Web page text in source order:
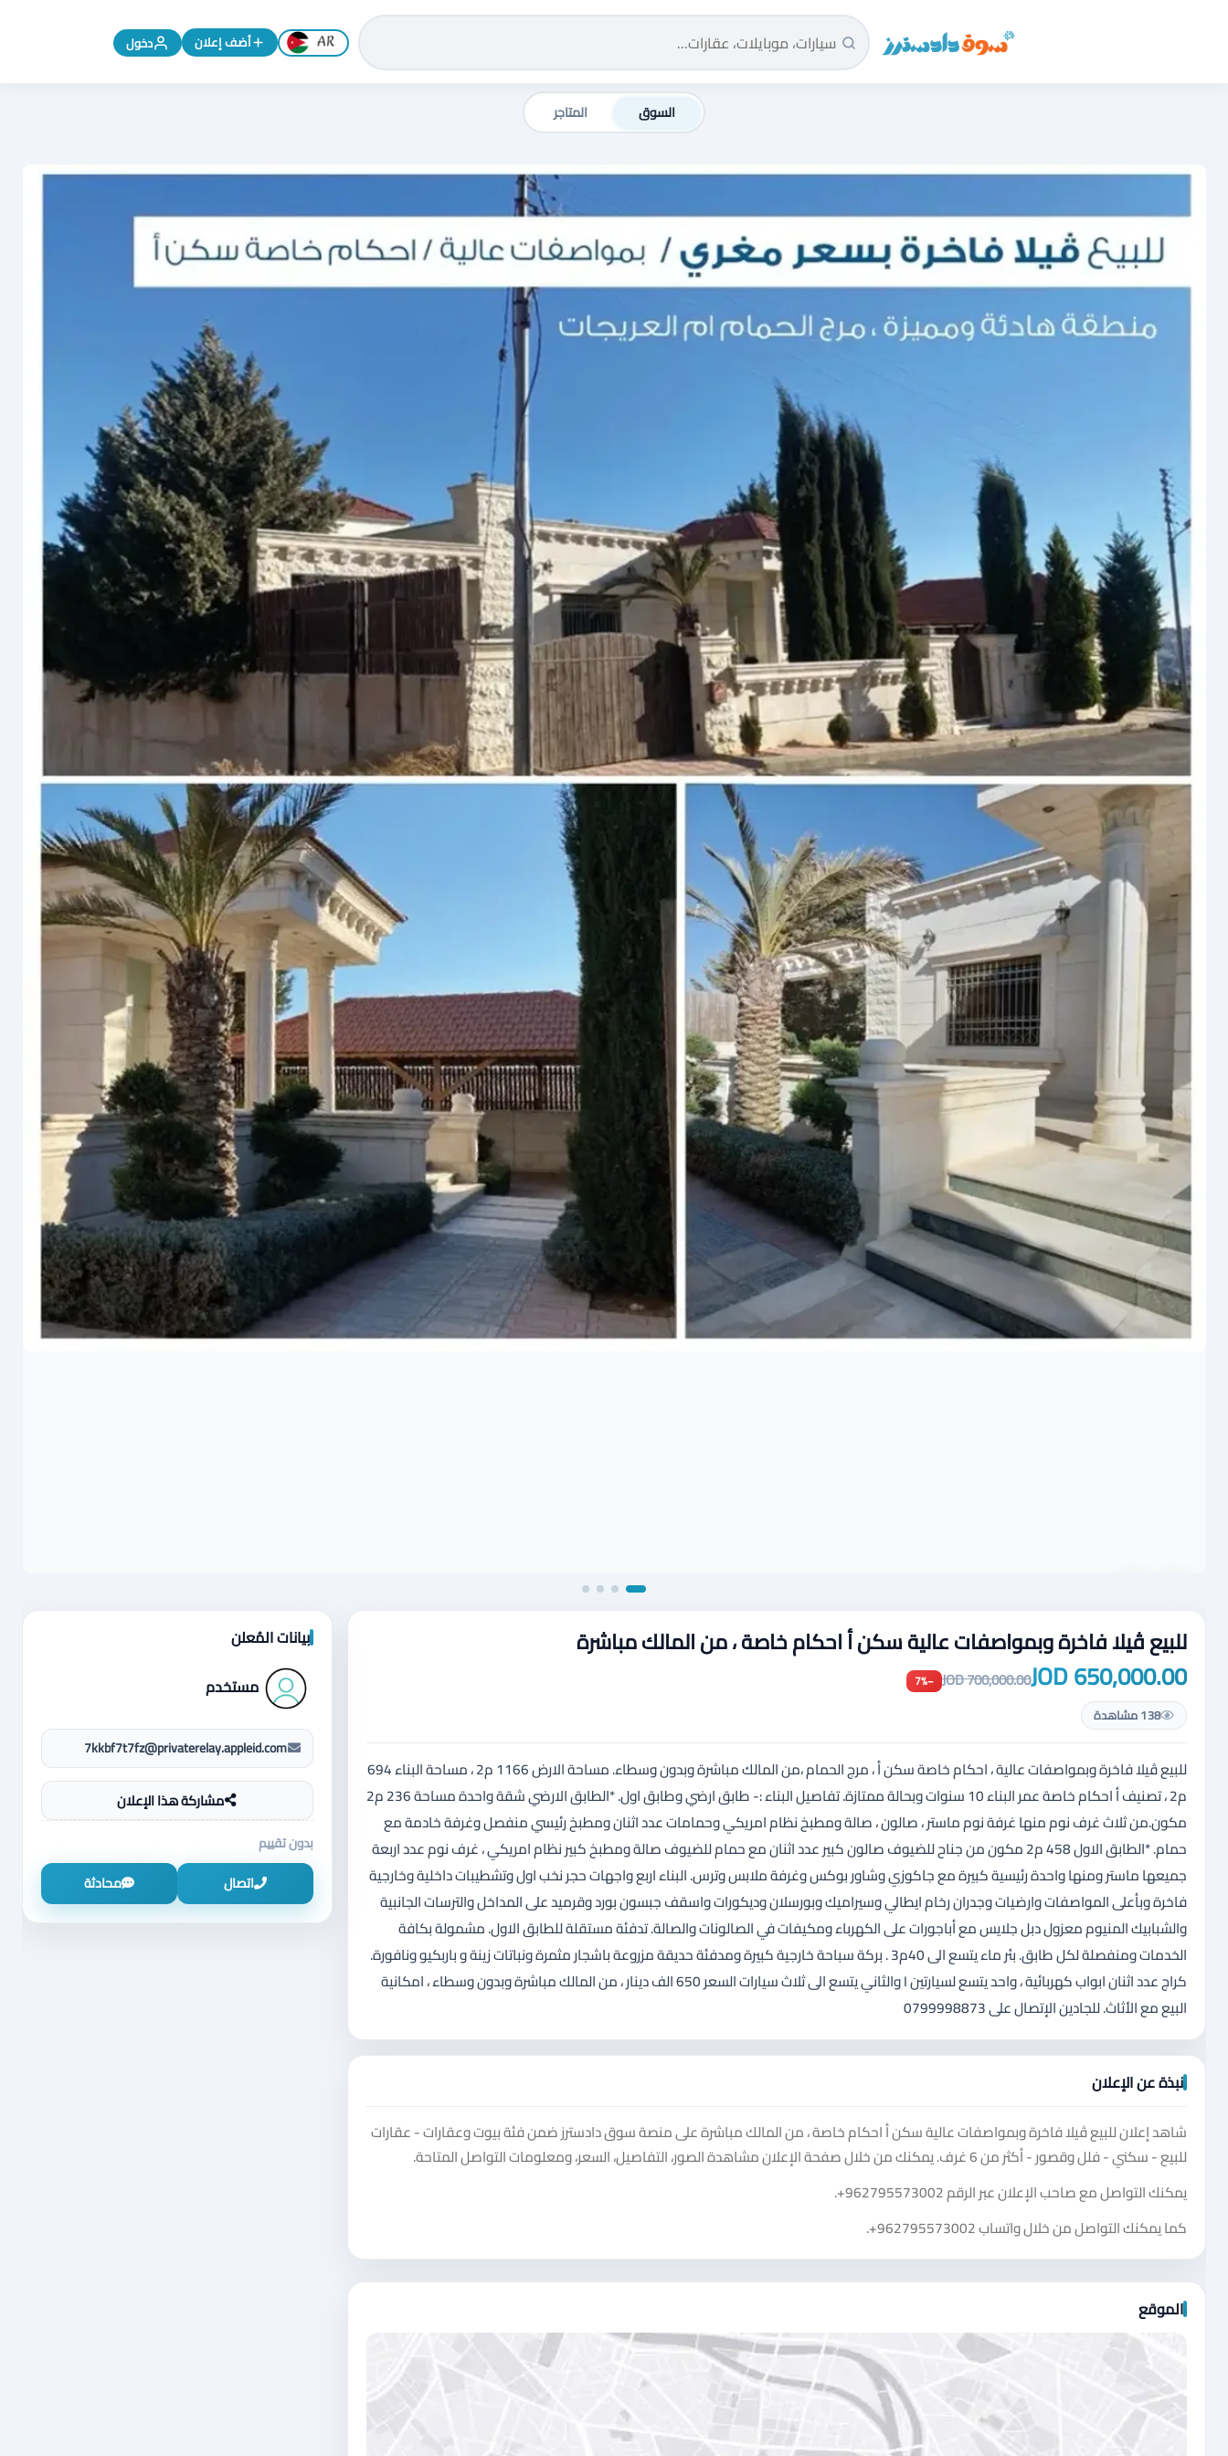
سوق دادسترز الرئيسية تغيير اللغة إلى الإنجليزية
أضف إعلان دخول
السوق المتاجر
للبيع ڤيلا فاخرة وبمواصفات عالية سكن أ احكام خاصة ، من المالك مباشرة
650,000.00 JOD
700,000.00 JOD
−7%
138 مشاهدة
للبيع ڤيلا فاخرة وبمواصفات عالية ، احكام خاصة سكن أ ، مرج الحمام ،من المالك مباشرة وبدون وسطاء. مساحة الارض 1166 م2 ، مساحة البناء 694
م2 ، تصنيف أ احكام خاصة عمر البناء 10 سنوات وبحالة ممتازة. تفاصيل البناء :- طابق ارضي وطابق اول. *الطابق الارضي شقة واحدة مساحة 236 م2
مكون.من ثلاث غرف نوم منها غرفة نوم ماستر ، صالون ، صالة ومطبخ نظام امريكي وحمامات عدد اثنان ومطبخ رئيسي منفصل وغرفة خادمة مع
حمام. *الطابق الاول 458 م2 مكون من جناح للضيوف صالون كبير عدد اثنان مع حمام للضيوف صالة ومطبخ كبير نظام امريكي ، غرف نوم عدد اربعة
جميعها ماستر ومنها واحدة رئيسية كبيرة مع جاكوزي وشاور بوكس وغرفة ملابس وترس. البناء اربع واجهات حجر نخب اول وتشطيبات داخلية وخارجية
فاخرة وبأعلى المواصفات وارضيات وجدران رخام ايطالي وسيراميك وبورسلان وديكورات واسقف جبسون بورد وقرميد على المداخل والترسات الجانبية
والشبابيك المنيوم معزول دبل جلايس مع أباجورات على الكهرباء ومكيفات في الصالونات والصالة. تدفئة مستقلة للطابق الاول. مشمولة بكافة
الخدمات ومنفصلة لكل طابق. بئر ماء يتسع الى 40م3 . بركة سباحة خارجية كبيرة ومدفئة حديقة مزروعة باشجار مثمرة ونباتات زينة و باربكيو ونافورة.
كراج عدد اثنان ابواب كهربائية ، واحد يتسع لسيارتين I والثاني يتسع الى ثلاث سيارات السعر 650 الف دينار ، من المالك مباشرة وبدون وسطاء ، امكانية
البيع مع الأثاث. للجادين الإتصال على 0799998873
نبذة عن الإعلان
شاهد إعلان للبيع ڤيلا فاخرة وبمواصفات عالية سكن أ احكام خاصة ، من المالك مباشرة على منصة سوق دادسترز ضمن فئة بيوت وعقارات - عقارات
للبيع - سكني - فلل وقصور - أكثر من 6 غرف. يمكنك من خلال صفحة الإعلان مشاهدة الصور، التفاصيل، السعر، ومعلومات التواصل المتاحة.
يمكنك التواصل مع صاحب الإعلان عبر الرقم+962795573002
.
كما يمكنك التواصل من خلال واتساب+962795573002
.
الموقع
بيانات المُعلن
مستخدم
7kkbf7t7fz@privaterelay.appleid.com
مشاركة هذا الإعلان
بدون تقييم
اتصال
محادثة